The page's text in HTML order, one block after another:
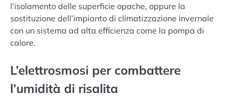
l’isolamento delle superficie opache, oppure la
sostituzione dell’impianto di climatizzazione invernale
con un sistema ad alta efficienza come la pompa di
calore.
L’elettrosmosi per combattere
l’umidità di risalita